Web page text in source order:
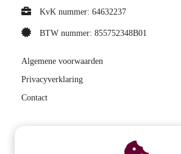
KvK nummer: 64632237
BTW nummer: 855752348B01
Algemene voorwaarden
Privacyverklaring
Contact